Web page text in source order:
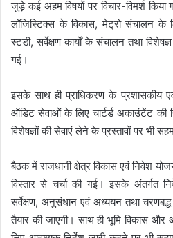
जुड़े कई अहम विषयों पर विचार-विमर्श किया
लॉजिस्टिक्स के विकास, मेट्रो संचालन के
स्टडी, सर्वेक्षण कार्यों के संचालन तथा
गई।
इसके साथ ही प्राधिकरण के प्रशासकीय एवं
ऑडिट सेवाओं के लिए चार्टर्ड अकाउंटेंट की
विशेषज्ञों की सेवाएं लेने के प्रस्तावों पर भी
बैठक में राजधानी क्षेत्र विकास एवं निवेश
विस्तार से चर्चा की गई। इसके अंतर्गत
सर्वेक्षण, अनुसंधान एवं अध्ययन तथा चरणबद्ध
तैयार की जाएगी। साथ ही भूमि विकास